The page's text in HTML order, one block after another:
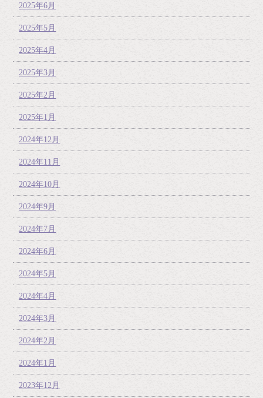
2025年6月
2025年5月
2025年4月
2025年3月
2025年2月
2025年1月
2024年12月
2024年11月
2024年10月
2024年9月
2024年7月
2024年6月
2024年5月
2024年4月
2024年3月
2024年2月
2024年1月
2023年12月